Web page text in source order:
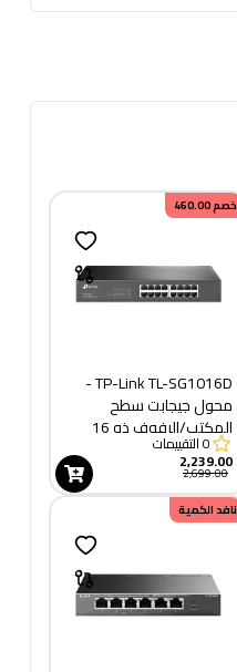
خصم460.00
TP-Link TL-SG1016D -
محول جيجابت سطح
المكتب/الرفوف ذو 16
منفذًا
0التقييمات
2,239.00
2,699.00
نافد الكمية